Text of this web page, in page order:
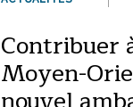
Contribuer
Moyen-